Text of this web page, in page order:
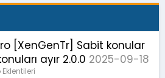
[XenGenTr] Sabit konular
ayır 2.0.0 2025-09-18
Eklentileri